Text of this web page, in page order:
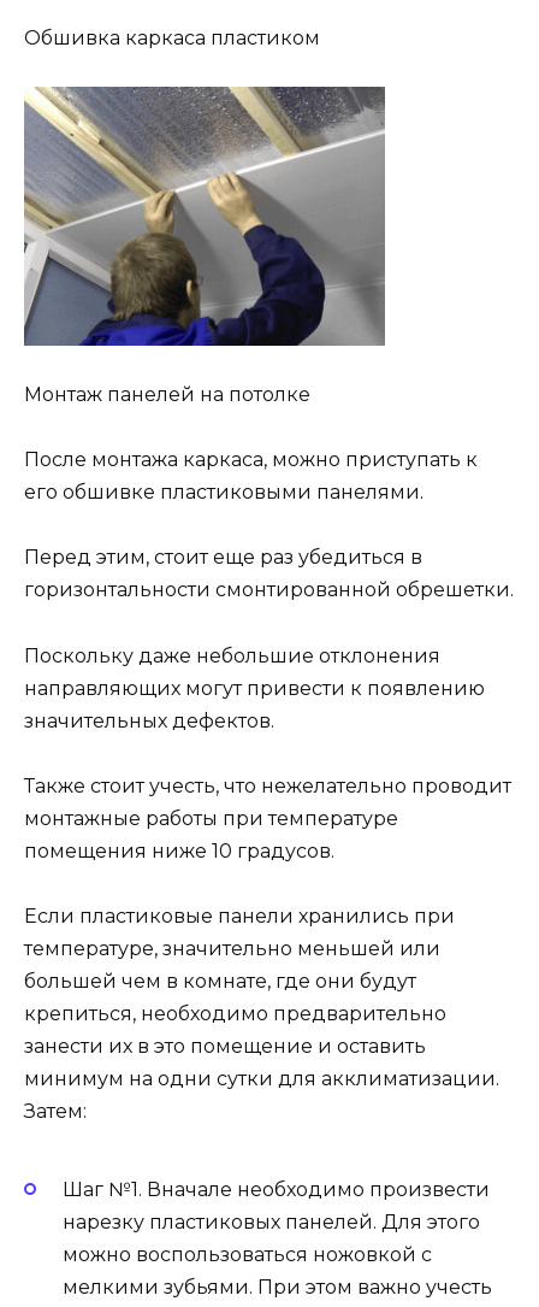
Обшивка каркаса пластиком
Монтаж панелей на потолке
После монтажа каркаса, можно приступать к
его обшивке пластиковыми панелями.
Перед этим, стоит еще раз убедиться в
горизонтальности смонтированной обрешетки.
Поскольку даже небольшие отклонения
направляющих могут привести к появлению
значительных дефектов.
Также стоит учесть, что нежелательно проводит
монтажные работы при температуре
помещения ниже 10 градусов.
Если пластиковые панели хранились при
температуре, значительно меньшей или
большей чем в комнате, где они будут
крепиться, необходимо предварительно
занести их в это помещение и оставить
минимум на одни сутки для акклиматизации.
Затем:
Шаг №1. Вначале необходимо произвести
нарезку пластиковых панелей. Для этого
можно воспользоваться ножовкой с
мелкими зубьями. При этом важно учесть